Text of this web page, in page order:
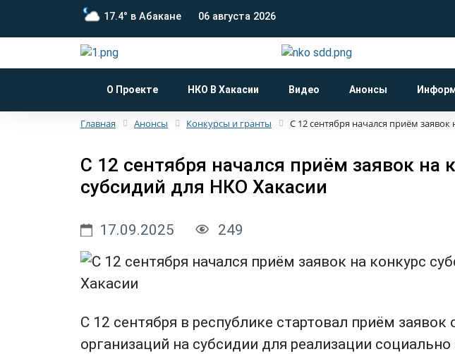
17.4° в Абакане 06 августа 2026
О Проекте НКО В Хакасии Видео Анонсы
Главная Анонсы Конкурсы и гранты С 12 сентября начался приём
С 12 сентября начался приём заявок на
субсидий для НКО Хакасии
17.09.2025 249
С 12 сентября в республике стартовал приём
организаций на субсидии для реализации